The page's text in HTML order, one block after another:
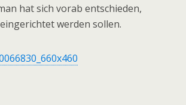
hat sich vorab entschieden,
werden sollen.